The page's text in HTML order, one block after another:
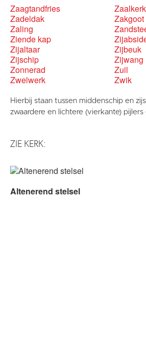
Zaagtandfries
Zaalkerk
Zadeldak
Zakgoot
Zaling
Ziende kap
Zijaltaar
Zijbeuk
Zijschip
Zijwang
Zonnerad
Zuil
Zwelwerk
Zwik
Hierbij staan tussen middenschip en
zwaardere en lichtere (vierkante) pijlers
ZIE KERK:
Altenerend stelsel